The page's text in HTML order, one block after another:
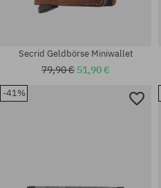
Secrid Geldbörse Miniwallet
79,90 € 51,90 €
-41%